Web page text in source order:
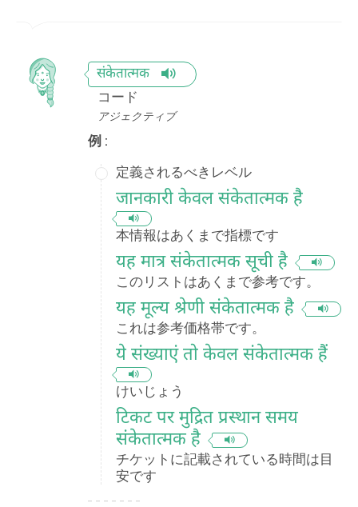
संकेतात्मक
コード
アジェクティブ
例 :
定義されるべきレベル
जानकारी केवल संकेतात्मक है
本情報はあくまで指標です
यह मात्र संकेतात्मक सूची है
このリストはあくまで参考です。
यह मूल्य श्रेणी संकेतात्मक है
これは参考価格帯です。
ये संख्याएं तो केवल संकेतात्मक हैं
けいじょう
टिकट पर मुद्रित प्रस्थान समय
संकेतात्मक है
チケットに記載されている時間は目
安です